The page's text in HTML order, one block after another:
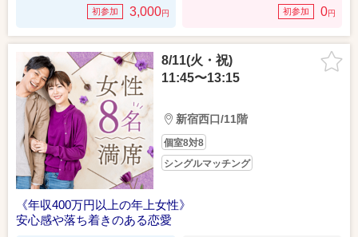
初参加 3,000円 初参加 0円
8/11(火・祝)
11:45〜13:15
新宿西口/11階
個室8対8
シングルマッチング
《年収400万円以上の年上女性》
安心感や落ち着きのある恋愛